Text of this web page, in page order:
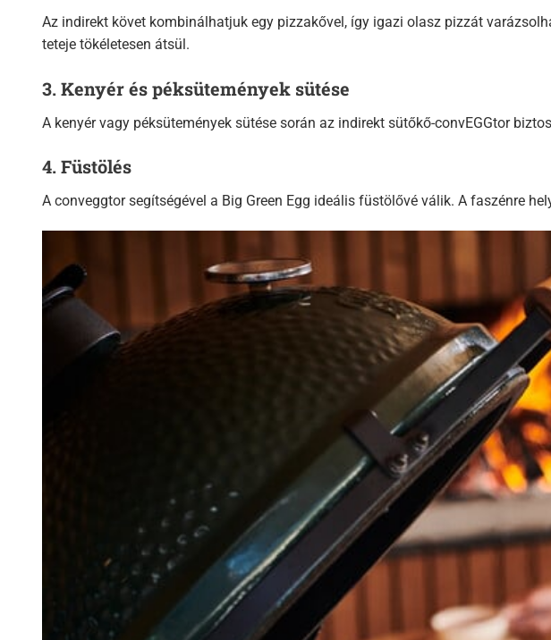
Az indirekt követ kombinálhatjuk egy pizzakővel, így igazi olasz pizzát
teteje tökéletesen átsül.
3. Kenyér és péksütemények sütése
A kenyér vagy péksütemények sütése során az indirekt sütőkő-convEGGtor
4. Füstölés
A conveggtor segítségével a Big Green Egg ideális füstölővé válik. A faszénre